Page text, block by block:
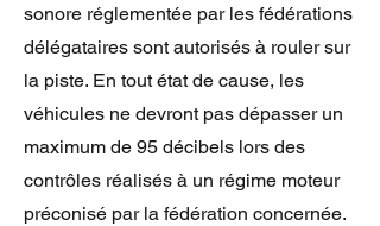
sonore réglementée par les fédérations
délégataires sont autorisés à rouler sur
la piste. En tout état de cause, les
véhicules ne devront pas dépasser un
maximum de 95 décibels lors des
contrôles réalisés à un régime moteur
préconisé par la fédération concernée.